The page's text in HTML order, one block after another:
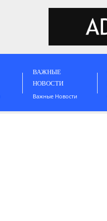
ВАЖНЫЕ
НОВОСТИ
Важные Новости